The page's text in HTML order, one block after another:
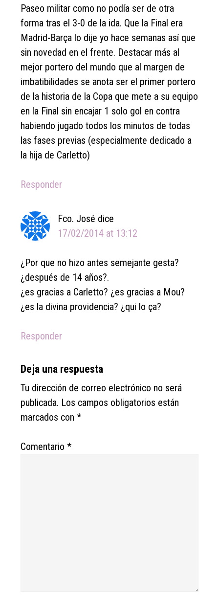
Paseo militar como no podía ser de otra
forma tras el 3-0 de la ida. Que la Final era
Madrid-Barça lo dije yo hace semanas así que
sin novedad en el frente. Destacar más al
mejor portero del mundo que al margen de
imbatibilidades se anota ser el primer portero
de la historia de la Copa que mete a su equipo
en la Final sin encajar 1 solo gol en contra
habiendo jugado todos los minutos de todas
las fases previas (especialmente dedicado a
la hija de Carletto)
Responder
Fco. José dice
17/02/2014 at 13:12
¿Por que no hizo antes semejante gesta?
¿después de 14 años?.
¿es gracias a Carletto? ¿es gracias a Mou?
¿es la divina providencia? ¿qui lo ça?
Responder
Deja una respuesta
Tu dirección de correo electrónico no será
publicada. Los campos obligatorios están
marcados con*
Comentario*